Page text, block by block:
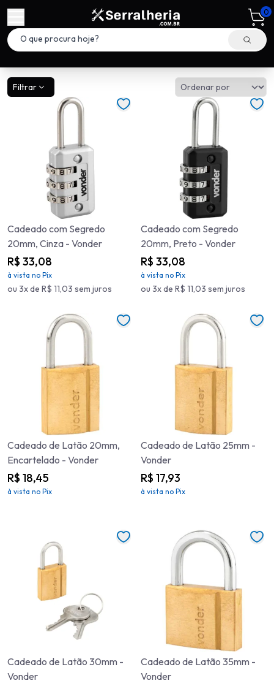
0
Filtrar
Cadeado com Segredo
20mm, Cinza - Vonder
R$ 33,08
à vista no Pix
ou 3x de R$ 11,03 sem juros
Cadeado com Segredo
20mm, Preto - Vonder
R$ 33,08
à vista no Pix
ou 3x de R$ 11,03 sem juros
Cadeado de Latão 20mm,
Encartelado - Vonder
R$ 18,45
à vista no Pix
Cadeado de Latão 25mm -
Vonder
R$ 17,93
à vista no Pix
Cadeado de Latão 30mm -
Vonder
Cadeado de Latão 35mm -
Vonder